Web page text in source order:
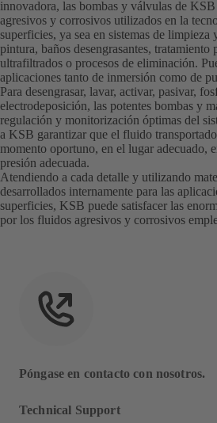
innovadora, las bombas y válvulas de
agresivos y corrosivos utilizados en la
superficies, ya sea en sistemas de limpieza
pintura, baños desengrasantes,
ultrafiltrados o procesos de eliminación.
aplicaciones tanto de inmersión como de
Para desengrasar, lavar, activar, pasivar,
electrodeposición, las potentes bombas y
regulación y monitorización óptimas del
a KSB garantizar que el fluido
momento oportuno, en el lugar adecuado,
presión adecuada.
Atendiendo a cada detalle y utilizando
desarrollados internamente para las
superficies, KSB puede satisfacer las
por los fluidos agresivos y corrosivos
Póngase en contacto con nosotros.
Technical Support